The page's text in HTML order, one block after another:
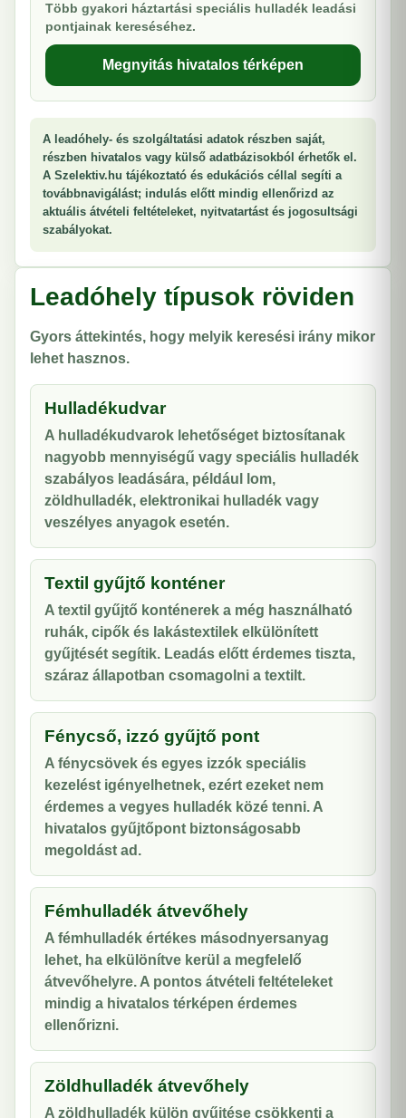
Több gyakori háztartási speciális hulladék leadási
pontjainak kereséséhez.
Megnyitás hivatalos térképen
A leadóhely- és szolgáltatási adatok részben saját,
részben hivatalos vagy külső adatbázisokból érhetők el.
A Szelektiv.hu tájékoztató és edukációs céllal segíti a
továbbnavigálást; indulás előtt mindig ellenőrizd az
aktuális átvételi feltételeket, nyitvatartást és jogosultsági
szabályokat.
Leadóhely típusok röviden
Gyors áttekintés, hogy melyik keresési irány mikor
lehet hasznos.
Hulladékudvar
A hulladékudvarok lehetőséget biztosítanak
nagyobb mennyiségű vagy speciális hulladék
szabályos leadására, például lom,
zöldhulladék, elektronikai hulladék vagy
veszélyes anyagok esetén.
Textil gyűjtő konténer
A textil gyűjtő konténerek a még használható
ruhák, cipők és lakástextilek elkülönített
gyűjtését segítik. Leadás előtt érdemes tiszta,
száraz állapotban csomagolni a textilt.
Fénycső, izzó gyűjtő pont
A fénycsövek és egyes izzók speciális
kezelést igényelhetnek, ezért ezeket nem
érdemes a vegyes hulladék közé tenni. A
hivatalos gyűjtőpont biztonságosabb
megoldást ad.
Fémhulladék átvevőhely
A fémhulladék értékes másodnyersanyag
lehet, ha elkülönítve kerül a megfelelő
átvevőhelyre. A pontos átvételi feltételeket
mindig a hivatalos térképen érdemes
ellenőrizni.
Zöldhulladék átvevőhely
A zöldhulladék külön gyűjtése csökkenti a